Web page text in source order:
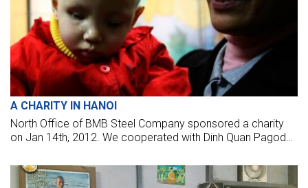
A CHARITY IN HANOI
North Office of BMB Steel Company sponsored a charity
on Jan 14th, 2012. We cooperated with Dinh Quan Pagoda
(K2 Hospital, Hospital of Agriculture, Trau Quy Psychiatric
Hospital, and the Bach Mai Hospital).